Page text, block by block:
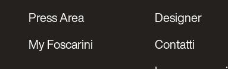
Press Area
My Foscarini
Designer
Contatti